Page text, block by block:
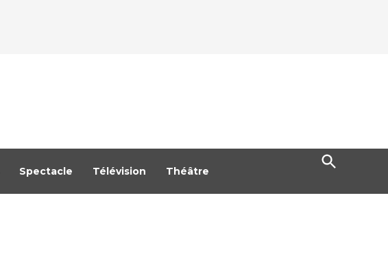
Spectacle Télévision Théâtre
Open
Search